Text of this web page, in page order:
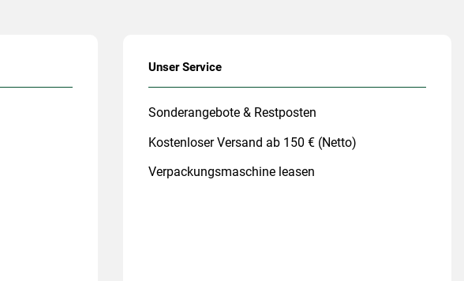
Unser Service
Sonderangebote & Restposten
Kostenloser Versand ab 150 € (Netto)
Verpackungsmaschine leasen